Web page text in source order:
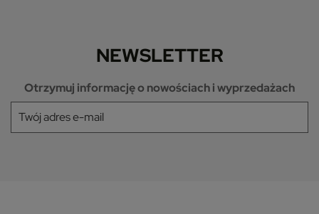
NEWSLETTER
Otrzymuj informację o nowościach i wyprzedażach